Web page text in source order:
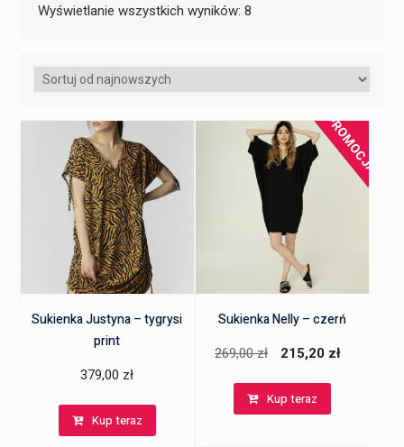
Wyświetlanie wszystkich wyników: 8Posortowane
Sukienka Justyna – tygrysi
print
379,00 zł
Kup teraz
PROMOCJA!
Sukienka Nelly – czerń
269,00zł
Pierwotna
wynosiła:
215,20 zł
Kup teraz